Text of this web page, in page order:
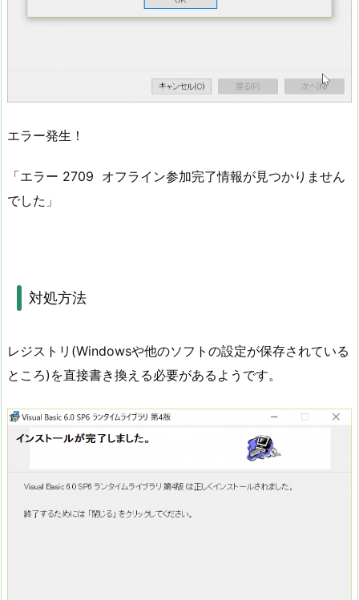
エラー発生！
「エラー 2709 オフライン参加完了情報が見つかりません
でした」
対処方法
レジストリ(Windowsや他のソフトの設定が保存されている
ところ)を直接書き換える必要があるようです。